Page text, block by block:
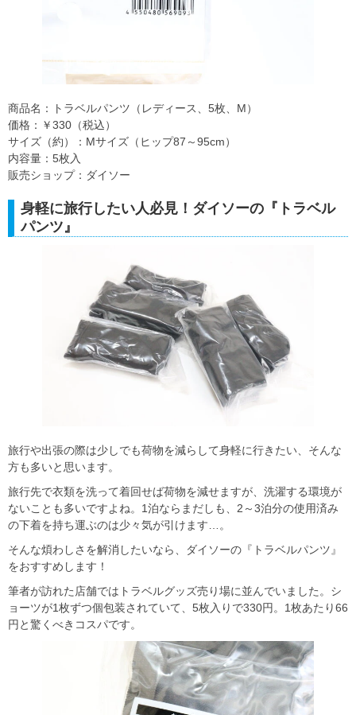
商品名：トラベルパンツ（レディース、5枚、M）
価格：￥330（税込）
サイズ（約）：Mサイズ（ヒップ87～95cm）
内容量：5枚入
販売ショップ：ダイソー
身軽に旅行したい人必見！ダイソーの『トラベル
パンツ』
旅行や出張の際は少しでも荷物を減らして身軽に行きたい、そんな
方も多いと思います。
旅行先で衣類を洗って着回せば荷物を減せますが、洗濯する環境が
ないことも多いですよね。1泊ならまだしも、2～3泊分の使用済み
の下着を持ち運ぶのは少々気が引けます…。
そんな煩わしさを解消したいなら、ダイソーの『トラベルパンツ』
をおすすめします！
筆者が訪れた店舗ではトラベルグッズ売り場に並んでいました。シ
ョーツが1枚ずつ個包装されていて、5枚入りで330円。1枚あたり66
円と驚くべきコスパです。